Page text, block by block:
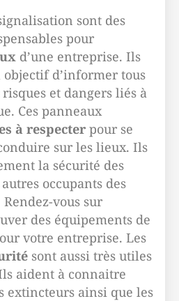
sont des
pour
d’une entreprise. Ils
d’informer tous
et dangers liés à
Ces panneaux
à respecter pour se
sur les lieux. Ils
la sécurité des
occupants des
vous sur
des équipements de
votre entreprise. Les
sont aussi très utiles
aident à connaitre
extincteurs ainsi que les